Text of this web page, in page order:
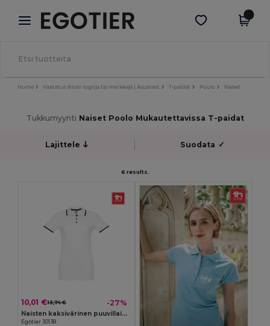
× Egotier-sovellus
Paremmat hinnat appissa!
Hae sovellus
Home Vaatetus ilman logoja tai merkkejä | Asusteet T-paidat Poolo Naiset
Tukkumyynti Naiset Poolo Mukautettavissa T-paidat
Lajittele Suodata ✓
6 results.
10,01 €13,74 € -27%
Naisten kaksivärinen puuvillainen poolopaita
Egotier 30138